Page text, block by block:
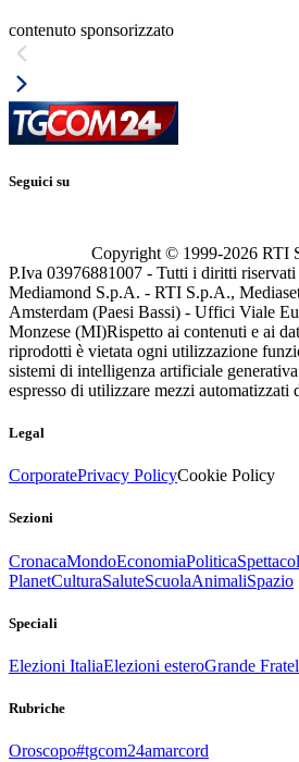
contenuto sponsorizzato
Seguici su
Copyright © 1999-2026 RTI
P.Iva 03976881007 - Tutti i diritti
Mediamond S.p.A. - RTI S.p.A.,
Amsterdam (Paesi Bassi) - Uffici Viale
Monzese (MI)Rispetto ai contenuti e ai
riprodotti è vietata ogni utilizzazione
sistemi di intelligenza artificiale
espresso di utilizzare mezzi automatizzati
Legal
CorporatePrivacy PolicyCookie Policy
Sezioni
CronacaMondoEconomiaPolitica
PlanetCulturaSaluteScuolaAnimaliSpazio
Speciali
Elezioni ItaliaElezioni esteroGrande
Rubriche
Oroscopo#tgcom24amarcord